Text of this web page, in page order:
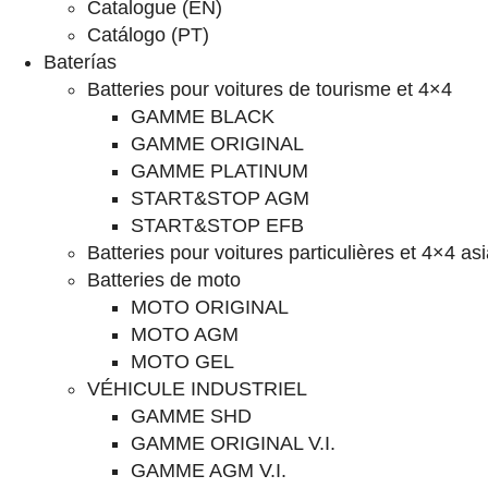
Catalogue (EN)
Catálogo (PT)
Baterías
Batteries pour voitures de tourisme et 4×4
GAMME BLACK
GAMME ORIGINAL
GAMME PLATINUM
START&STOP AGM
START&STOP EFB
Batteries pour voitures particulières et 4×4
Batteries de moto
MOTO ORIGINAL
MOTO AGM
MOTO GEL
VÉHICULE INDUSTRIEL
GAMME SHD
GAMME ORIGINAL V.I.
GAMME AGM V.I.